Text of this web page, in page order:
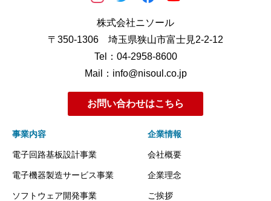
株式会社ニソール
〒350-1306 埼玉県狭山市富士見2-2-12
Tel：04-2958-8600
Mail：info@nisoul.co.jp
お問い合わせはこちら
事業内容
電子回路基板設計事業
電子機器製造サービス事業
ソフトウェア開発事業
企業情報
会社概要
企業理念
ご挨拶